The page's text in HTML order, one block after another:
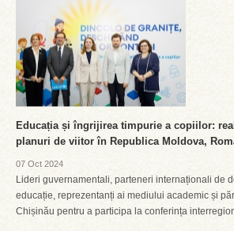
Educația și îngrijirea timpurie a copiilor:
planuri de viitor în Republica Moldova,
07 Oct 2024
Lideri guvernamentali, parteneri internaționali de
educație, reprezentanți ai mediului academic și
Chișinău pentru a participa la conferința